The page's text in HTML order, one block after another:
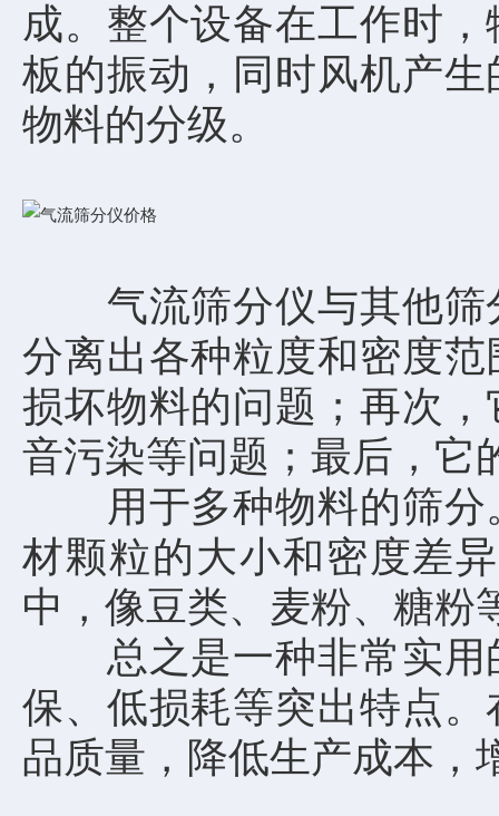
成。整个设备在工作时
板的振动，同时风机产
物料的分级。
气流筛分仪与其他筛
分离出各种粒度和密度
损坏物料的问题；再次
音污染等问题；最后，它
用于多种物料的筛分
材颗粒的大小和密度差
中，像豆类、麦粉、糖粉
总之是一种非常实用
保、低损耗等突出特点
品质量，降低生产成本，